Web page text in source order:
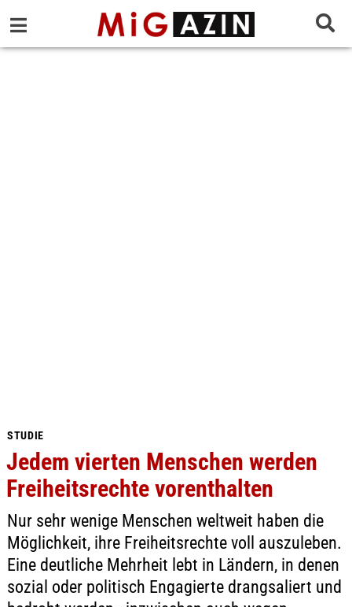
STUDIE
Jedem vierten Menschen werden
Freiheitsrechte vorenthalten
Nur sehr wenige Menschen weltweit haben die
Möglichkeit, ihre Freiheitsrechte voll auszuleben.
Eine deutliche Mehrheit lebt in Ländern, in denen
sozial oder politisch Engagierte drangsaliert und